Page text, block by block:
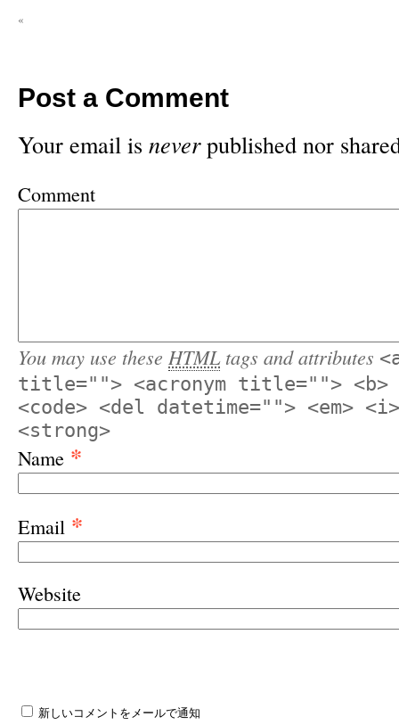
«
Post a Comment
Your email is neverpublished nor
Comment
You may use these HTMLtags and attributes
title=""> <acronym title=""> <b>
<code> <del datetime=""> <em>
<strong>
Name *
Email *
Website
新しいコメントをメールで通知